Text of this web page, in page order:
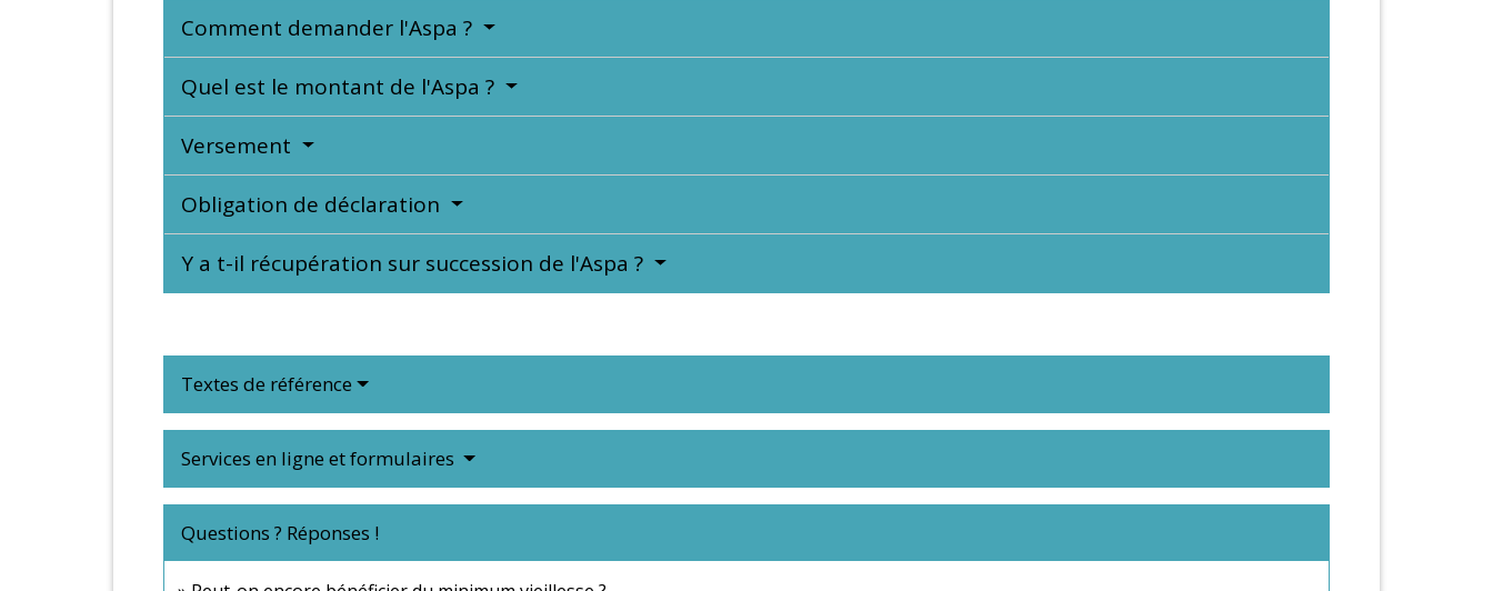
Comment demander l'Aspa ?
Quel est le montant de l'Aspa ?
Versement
Obligation de déclaration
Y a t-il récupération sur succession de l'Aspa ?
Textes de référence
Services en ligne et formulaires
Questions ? Réponses !